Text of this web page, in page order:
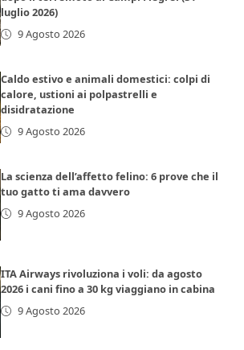
luglio 2026)
9 Agosto 2026
Caldo estivo e animali domestici: colpi di
calore, ustioni ai polpastrelli e
disidratazione
9 Agosto 2026
La scienza dell’affetto felino: 6 prove che il
tuo gatto ti ama davvero
9 Agosto 2026
ITA Airways rivoluziona i voli: da agosto
2026 i cani fino a 30 kg viaggiano in cabina
9 Agosto 2026